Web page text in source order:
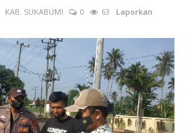
KAB. SUKABUMI 0 63 Laporkan